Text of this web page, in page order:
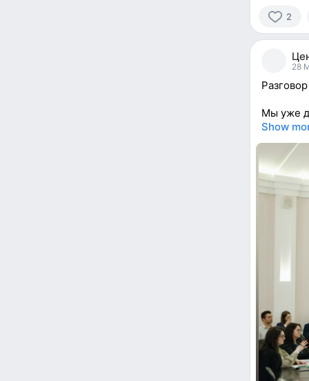
2
2
reacted
28
Мы уже
Show